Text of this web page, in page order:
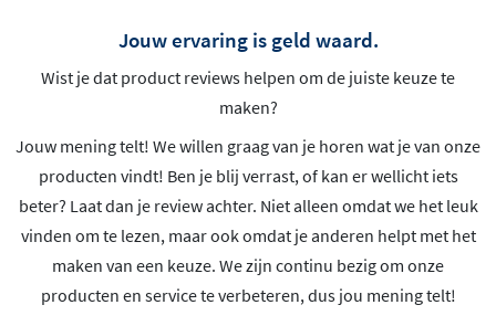
Jouw ervaring is geld waard.
Wist je dat product reviews helpen om de juiste keuze te
maken?
Jouw mening telt! We willen graag van je horen wat je van onze
producten vindt! Ben je blij verrast, of kan er wellicht iets
beter? Laat dan je review achter. Niet alleen omdat we het leuk
vinden om te lezen, maar ook omdat je anderen helpt met het
maken van een keuze. We zijn continu bezig om onze
producten en service te verbeteren, dus jou mening telt!